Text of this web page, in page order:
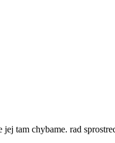
tam chybame. rad